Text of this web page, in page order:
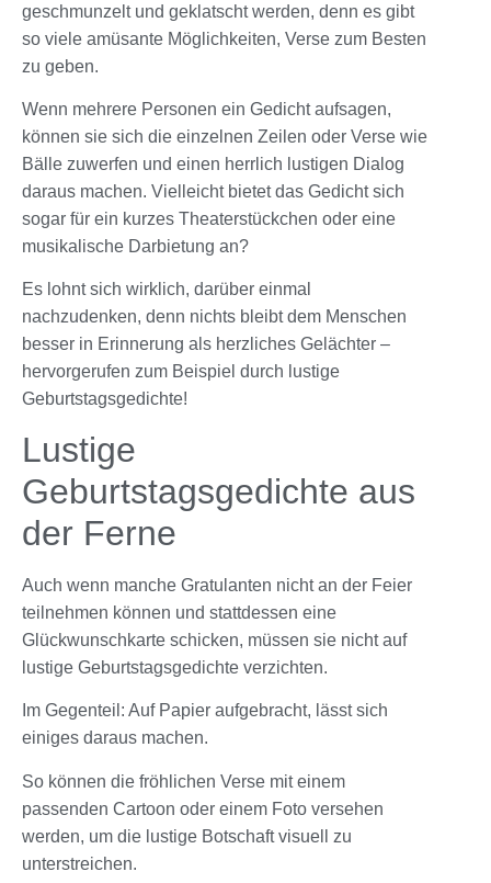
geschmunzelt und geklatscht werden, denn es gibt
so viele amüsante Möglichkeiten, Verse zum Besten
zu geben.
Wenn mehrere Personen ein Gedicht aufsagen,
können sie sich die einzelnen Zeilen oder Verse wie
Bälle zuwerfen und einen herrlich lustigen Dialog
daraus machen. Vielleicht bietet das Gedicht sich
sogar für ein kurzes Theaterstückchen oder eine
musikalische Darbietung an?
Es lohnt sich wirklich, darüber einmal
nachzudenken, denn nichts bleibt dem Menschen
besser in Erinnerung als herzliches Gelächter –
hervorgerufen zum Beispiel durch lustige
Geburtstagsgedichte!
Lustige
Geburtstagsgedichte aus
der Ferne
Auch wenn manche Gratulanten nicht an der Feier
teilnehmen können und stattdessen eine
Glückwunschkarte schicken, müssen sie nicht auf
lustige Geburtstagsgedichte verzichten.
Im Gegenteil: Auf Papier aufgebracht, lässt sich
einiges daraus machen.
So können die fröhlichen Verse mit einem
passenden Cartoon oder einem Foto versehen
werden, um die lustige Botschaft visuell zu
unterstreichen.